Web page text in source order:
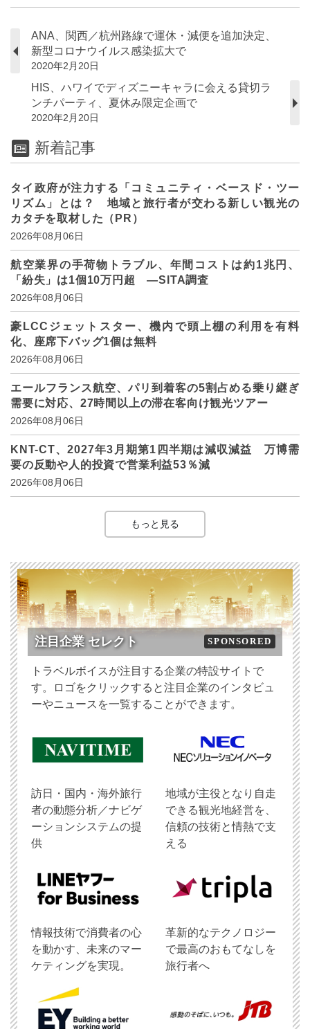
ANA、関西／杭州路線で運休・減便を追加決定、
新型コロナウイルス感染拡大で
2020年2月20日
HIS、ハワイでディズニーキャラに会える貸切ラ
ンチパーティ、夏休み限定企画で
2020年2月20日
新着記事
タイ政府が注力する「コミュニティ・ベースド・ツー
リズム」とは？ 地域と旅行者が交わる新しい観光の
カタチを取材した（PR）
2026年08月06日
航空業界の手荷物トラブル、年間コストは約1兆円、
「紛失」は1個10万円超 ―SITA調査
2026年08月06日
豪LCCジェットスター、機内で頭上棚の利用を有料
化、座席下バッグ1個は無料
2026年08月06日
エールフランス航空、パリ到着客の5割占める乗り継ぎ
需要に対応、27時間以上の滞在客向け観光ツアー
2026年08月06日
KNT-CT、2027年3月期第1四半期は減収減益 万博需
要の反動や人的投資で営業利益53％減
2026年08月06日
もっと見る
注目企業 セレクト SPONSORED
トラベルボイスが注目する企業の特設サイトで
す。ロゴをクリックすると注目企業のインタビュ
ーやニュースを一覧することができます。
訪日・国内・海外旅行
者の動態分析／ナビゲ
ーションシステムの提
供
地域が主役となり自走
できる観光地経営を、
信頼の技術と情熱で支
える
情報技術で消費者の心
を動かす、未来のマー
ケティングを実現。
革新的なテクノロジー
で最高のおもてなしを
旅行者へ